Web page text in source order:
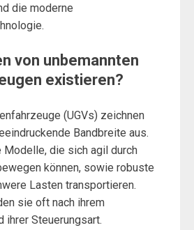
die moderne
von unbemannten
existieren?
(UGVs) zeichnen
Bandbreite aus.
Modelle, die sich agil durch
können, sowie robuste
Lasten transportieren.
sie oft nach ihrem
ihrer Steuerungsart.